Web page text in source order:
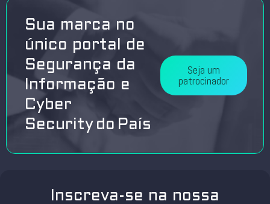
Sua marca no
único portal de
Segurança da
Informação e
Cyber
Security do País
Seja um
patrocinador
Inscreva-se na nossa